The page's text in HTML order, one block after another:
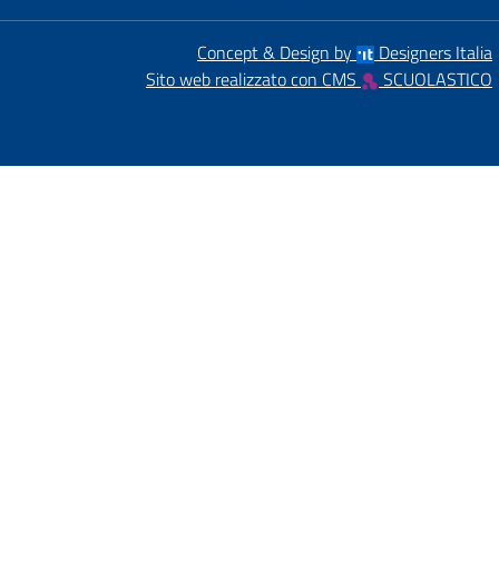
Concept & Design by
Designers Italia
Sito web realizzato con CMS
SCUOLASTICO